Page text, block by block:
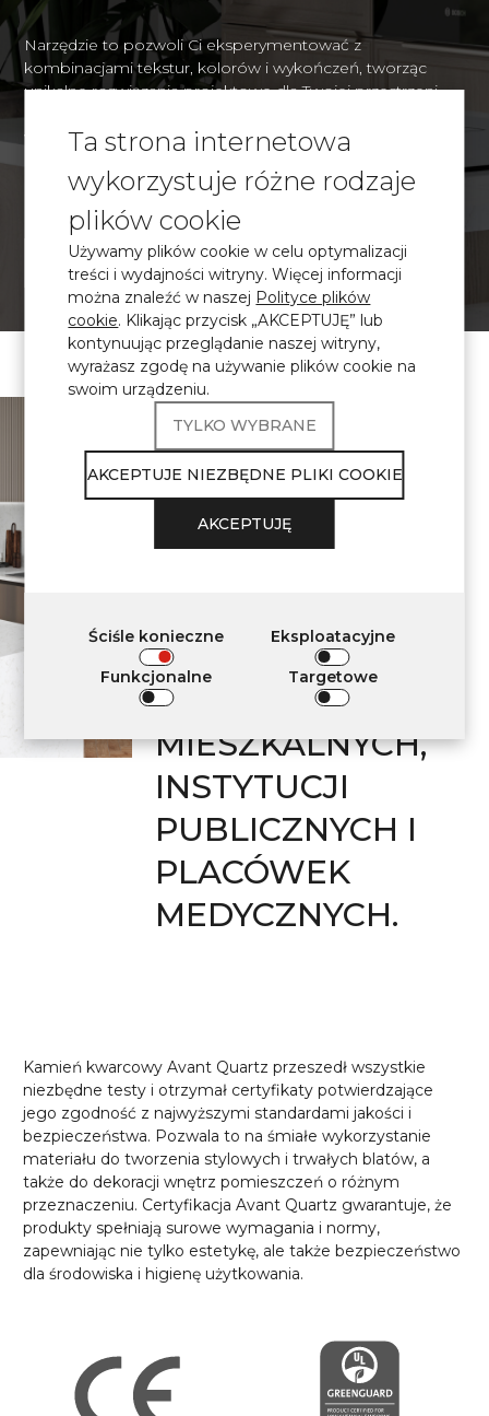
Narzędzie to pozwoli Ci eksperymentować z
kombinacjami tekstur, kolorów i wykończeń, tworząc
unikalne rozwiązania projektowe dla Twojej przestrzeni.
wyprzedzeniem ocenić, jak organicznie wybrane
podejmować świadome decyzje projektowe.
WIZUALIZACJA
\ Certyfikowanykamień kwarcowy
Produkty Avant
Quartz spełniają
WYMAGANIOM
DEKORACJI
WNĘTRZ
MIESZKALNYCH,
INSTYTUCJI
PUBLICZNYCH I
PLACÓWEK
MEDYCZNYCH.
Kamień kwarcowy Avant Quartz przeszedł wszystkie
niezbędne testy i otrzymał certyfikaty potwierdzające
jego zgodność z najwyższymi standardami jakości i
bezpieczeństwa. Pozwala to na śmiałe wykorzystanie
materiału do tworzenia stylowych i trwałych blatów, a
także do dekoracji wnętrz pomieszczeń o różnym
przeznaczeniu. Certyfikacja Avant Quartz gwarantuje, że
produkty spełniają surowe wymagania i normy,
zapewniając nie tylko estetykę, ale także bezpieczeństwo
dla środowiska i higienę użytkowania.
Ta strona internetowa
wykorzystuje różne rodzaje
plików cookie
Używamy plików cookie w celu optymalizacji
treści i wydajności witryny. Więcej informacji
można znaleźć w naszej Polityce plików
cookie. Klikając przycisk „AKCEPTUJĘ” lub
kontynuując przeglądanie naszej witryny,
wyrażasz zgodę na używanie plików cookie na
swoim urządzeniu.
TYLKO WYBRANE
AKCEPTUJE NIEZBĘDNE PLIKI COOKIE
AKCEPTUJĘ
Ściśle konieczne Eksploatacyjne
Funkcjonalne Targetowe